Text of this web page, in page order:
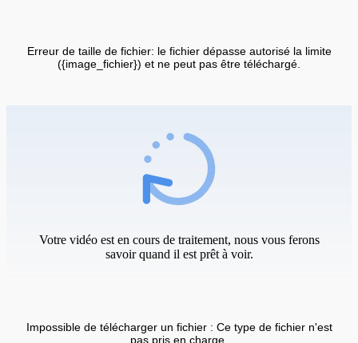
Erreur de taille de fichier: le fichier dépasse autorisé la limite
({image_fichier}) et ne peut pas être téléchargé.
Votre vidéo est en cours de traitement, nous vous ferons
savoir quand il est prêt à voir.
Impossible de télécharger un fichier : Ce type de fichier n'est
pas pris en charge.